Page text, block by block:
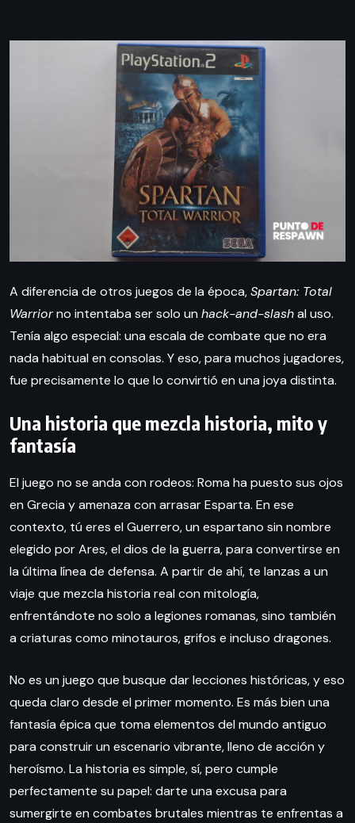
A diferencia de otros juegos de la época,Spartan: Total
Warriorno intentaba ser solo un hack-and-slashal uso.
Tenía algo especial: una escala de combate que no era
nada habitual en consolas. Y eso, para muchos jugadores,
fue precisamente lo que lo convirtió en una joya distinta.
Una historia que mezcla historia, mito y
fantasía
El juego no se anda con rodeos: Roma ha puesto sus ojos
en Grecia y amenaza con arrasar Esparta. En ese
contexto, tú eres el Guerrero, un espartano sin nombre
elegido por Ares, el dios de la guerra, para convertirse en
la última línea de defensa. A partir de ahí, te lanzas a un
viaje que mezcla historia real con mitología,
enfrentándote no solo a legiones romanas, sino también
a criaturas como minotauros, grifos e incluso dragones.
No es un juego que busque dar lecciones históricas, y eso
queda claro desde el primer momento. Es más bien una
fantasía épica que toma elementos del mundo antiguo
para construir un escenario vibrante, lleno de acción y
heroísmo. La historia es simple, sí, pero cumple
perfectamente su papel: darte una excusa para
sumergirte en combates brutales mientras te enfrentas a